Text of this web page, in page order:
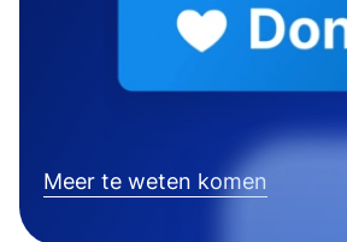
Meer te weten komen